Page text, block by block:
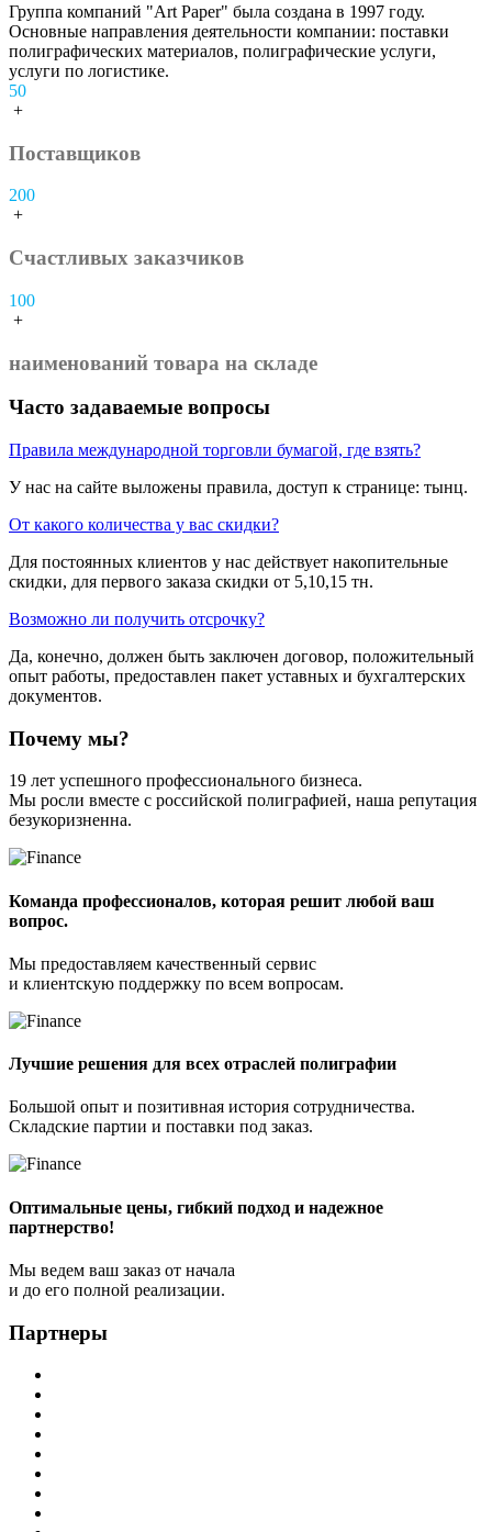
Группа компаний "Аrt Paper" была создана в 1997 году.
Основные направления деятельности компании: поставки
полиграфических материалов, полиграфические услуги,
услуги по логистике.
50
+
Поставщиков
200
+
Счастливых заказчиков
100
+
наименований товара на складе
Часто задаваемые вопросы
Правила международной торговли бумагой, где взять?
У нас на сайте выложены правила, доступ к странице: тынц.
От какого количества у вас скидки?
Для постоянных клиентов у нас действует накопительные
скидки, для первого заказа скидки от 5,10,15 тн.
Возможно ли получить отсрочку?
Да, конечно, должен быть заключен договор, положительный
опыт работы, предоставлен пакет уставных и бухгалтерских
документов.
Почему мы?
19 лет успешного профессионального бизнеса.
Мы росли вместе с российской полиграфией, наша репутация
безукоризненна.
Команда профессионалов, которая решит любой ваш
вопрос.
Мы предоставляем качественный сервис
и клиентскую поддержку по всем вопросам.
Лучшие решения для всех отраслей полиграфии
Большой опыт и позитивная история сотрудничества.
Складские партии и поставки под заказ.
Оптимальные цены, гибкий подход и надежное
партнерство!
Мы ведем ваш заказ от начала
и до его полной реализации.
Партнеры